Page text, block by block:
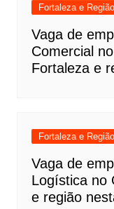
Fortaleza e
Vaga de
Comercial
Fortaleza e
Fortaleza e
Vaga de
Logística no
e região